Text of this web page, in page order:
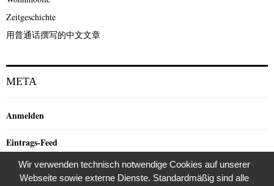
Zeitgeschichte
用普通话撰写的中文文章
META
Anmelden
Eintrags-Feed
Kommentar-Feed
Wir verwenden technisch notwendige Cookies auf unserer
Webseite sowie externe Dienste. Standardmäßig sind alle